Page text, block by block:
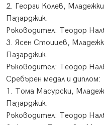
2. Георги Колев,
Пазарджик.
Ръководител: Теодор
3. Ясен Стоицев,
Пазарджик.
Ръководител: Теодор
Сребърен медал и диплом:
1. Тома Масурски,
Пазарджик.
Ръководител: Теодор